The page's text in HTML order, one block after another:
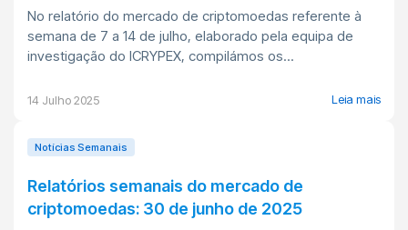
No relatório do mercado de criptomoedas referente à
semana de 7 a 14 de julho, elaborado pela equipa de
investigação do ICRYPEX, compilámos os...
14 Julho 2025 Leia mais
Notícias Semanais
Relatórios semanais do mercado de
criptomoedas: 30 de junho de 2025